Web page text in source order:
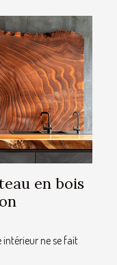
en bois
ne se fait